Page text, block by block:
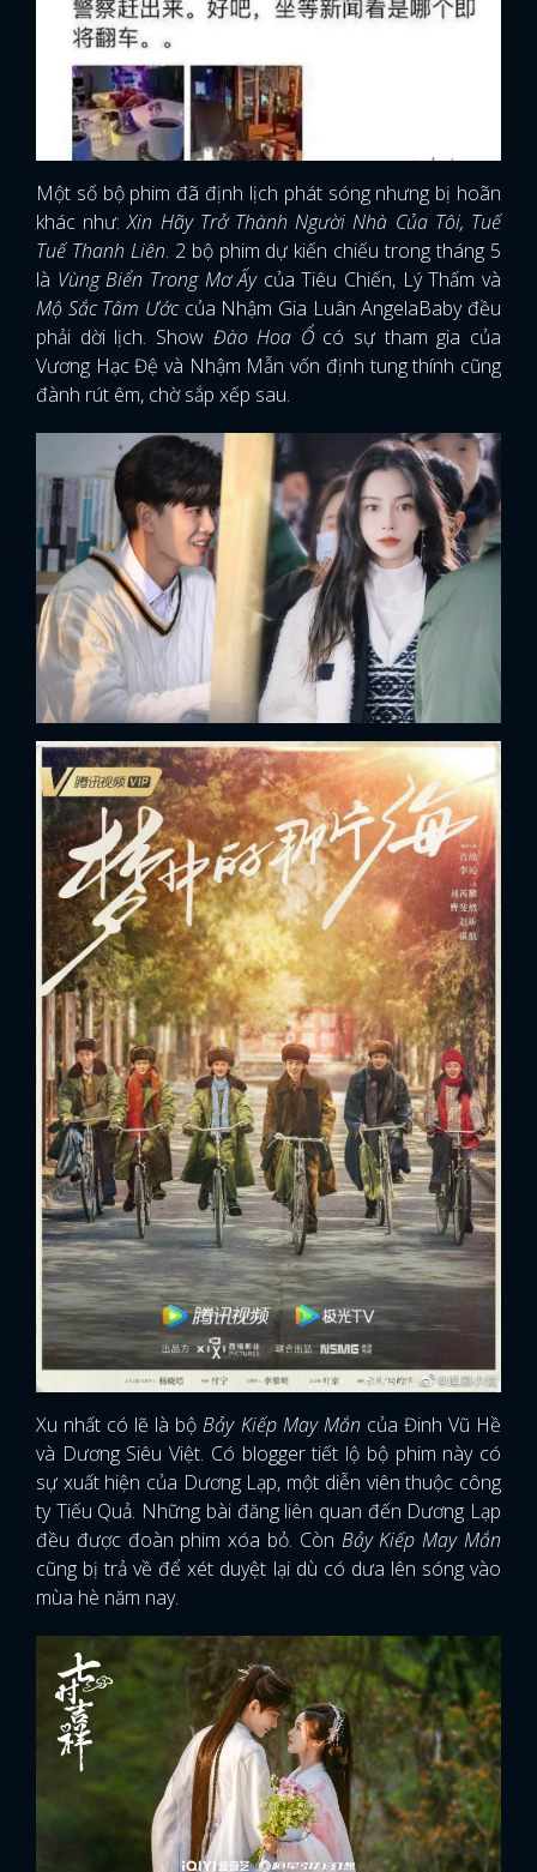
Một số bộ phim đã định lịch phát sóng nhưng bị hoãn
khác như:Xin Hãy Trở Thành Người Nhà Của Tôi, Tuế
Tuế Thanh Liên. 2 bộ phim dự kiến chiếu trong tháng 5
là Vùng Biển Trong Mơ Ấycủa Tiêu Chiến, Lý Thấm và
Mộ Sắc Tâm Ướccủa Nhậm Gia Luân AngelaBaby đều
phải dời lịch. ShowĐào Hoa Ổ có sự tham gia của
Vương Hạc Đệ và Nhậm Mẫn vốn định tung thính cũng
đành rút êm, chờ sắp xếp sau.
Xu nhất có lẽ là bộBảy Kiếp May Mắn của Đinh Vũ Hề
và Dương Siêu Việt. Có blogger tiết lộ bộ phim này có
sự xuất hiện của Dương Lạp, một diễn viên thuộc công
ty Tiếu Quả. Những bài đăng liên quan đến Dương Lạp
đều được đoàn phim xóa bỏ. Còn Bảy Kiếp May Mắn
cũng bị trả về để xét duyệt lại dù có dưa lên sóng vào
mùa hè năm nay.